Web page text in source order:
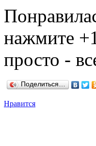
нажмите
просто -
Поделиться…
Нравится